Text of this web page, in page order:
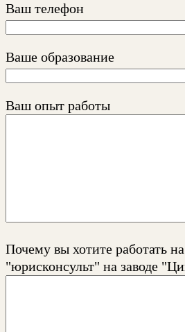
Ваш телефон
Ваше образование
Ваш опыт работы
Почему вы хотите работать
"юрисконсульт" на заводе